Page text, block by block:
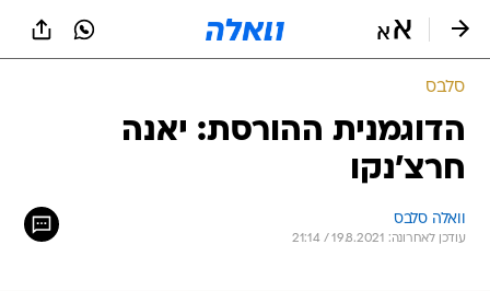
סלבס
הדוגמנית ההורסת: יאנה
חרצ'נקו
וואלה סלבס
עודכן לאחרונה: 19.8.2021 / 21:14